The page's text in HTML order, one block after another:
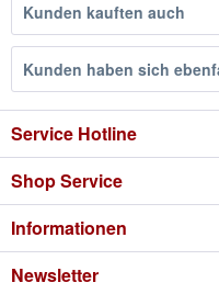
Kunden kauften auch
Kunden haben sich
Service Hotline
Shop Service
Informationen
Newsletter